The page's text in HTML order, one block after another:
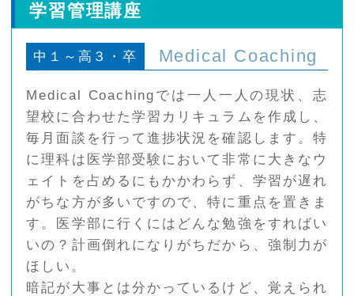
学習管理講座
中１～高３・卒 Medical Coaching
Medical Coachingでは一人一人の現状、志
望校に合わせた学習カリキュラムを作成し、
毎月面談を行って進捗状況を確認します。特
に理科は医学部受験において非常に大きなウ
ェイトを占めるにもかかわらず、学習が遅れ
がちな方が多いですので、特に重点を置きま
す。医学部に行くにはどんな勉強をすればい
いの？計画倒れになりがちだから、強制力が
ほしい。
暗記が大事とは分かっているけど、覚えられ